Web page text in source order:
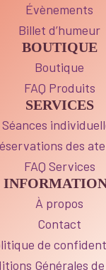
Évènements
Billet d’humeur
BOUTIQUE
Boutique
FAQ Produits
SERVICES
Séances
des
FAQ Services
À propos
Contact
de
Générales